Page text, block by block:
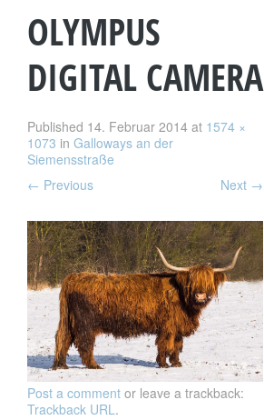
OLYMPUS
DIGITAL CAMERA
Published 14. Februar 2014 at 1574 ×
1073 in Galloways an der
Siemensstraße
← Previous Next →
Post a comment or leave a trackback:
Trackback URL.